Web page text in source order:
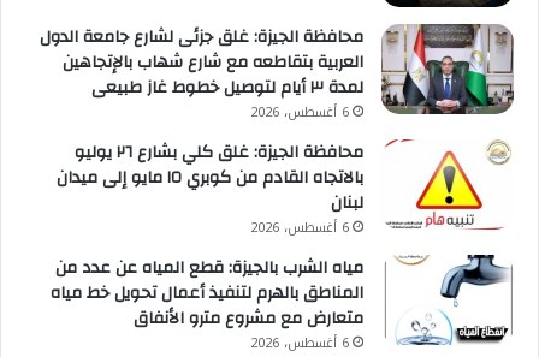
محافظة الجيزة: غلق جزئى لشارع جامعة الدول
العربية بتقاطعه مع شارع شهاب بالإتجاهين
لمدة ٣ أيام لتوصيل خطوط غاز طبيعى
6 أغسطس، 2026
محافظة الجيزة: غلق كلي بشارع ٢٦ يوليو
بالاتجاه القادم من كوبري ١٥ مايو إلى ميدان
لبنان
6 أغسطس، 2026
مياه الشرب بالجيزة: قطع المياه عن عدد من
المناطق بالهرم لتنفيذ أعمال تحويل خط مياه
متعارض مع مشروع مترو الأنفاق
6 أغسطس، 2026